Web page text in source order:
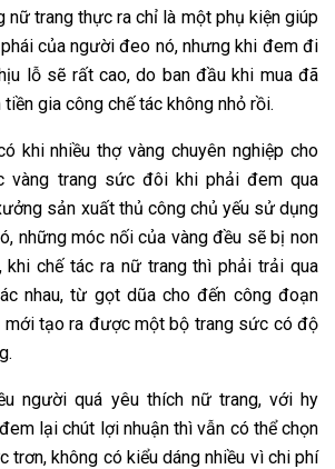
nữ trang thực ra chỉ là một phụ kiện giúp
của người đeo nó, nhưng khi đem đi
lỗ sẽ rất cao, do ban đầu khi mua đã
gia công chế tác không nhỏ rồi.
khi nhiều thợ vàng chuyên nghiệp cho
vàng trang sức đôi khi phải đem qua
sản xuất thủ công chủ yếu sử dụng
những móc nối của vàng đều sẽ bị non
chế tác ra nữ trang thì phải trải qua
nhau, từ gọt dũa cho đến công đoạn
mới tạo ra được một bộ trang sức có độ
người quá yêu thích nữ trang, với hy
lại chút lợi nhuận thì vẫn có thể chọn
trơn, không có kiểu dáng nhiều vì chi phí